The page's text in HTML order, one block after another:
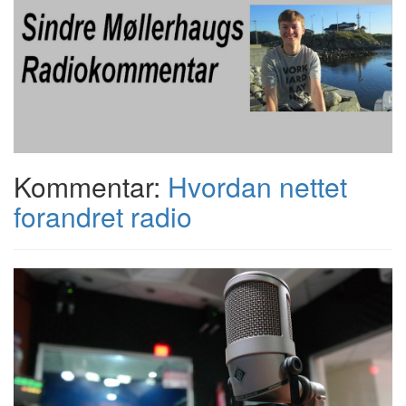
Kommentar: Hvordan nettet
forandret radio